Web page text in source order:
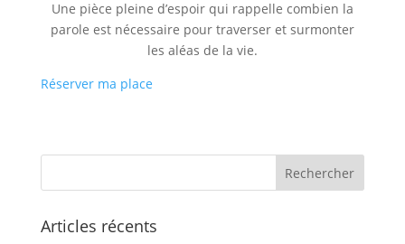
Une pièce pleine d’espoir qui rappelle combien la
parole est nécessaire pour traverser et surmonter
les aléas de la vie.
Réserver ma place
Articles récents